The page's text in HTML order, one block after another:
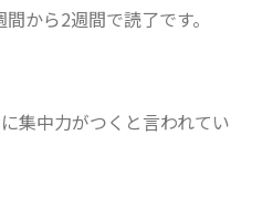
から2週間で読了です。
集中力がつくと言われてい